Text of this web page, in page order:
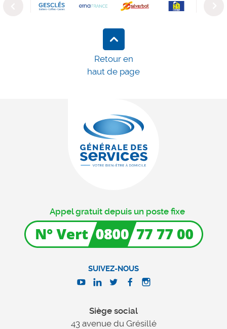
Previous Next
Siège social
43 avenue du Grésillé
SUIVEZ-NOUS
Appel gratuit depuis un poste fixe
Retour en
haut de page